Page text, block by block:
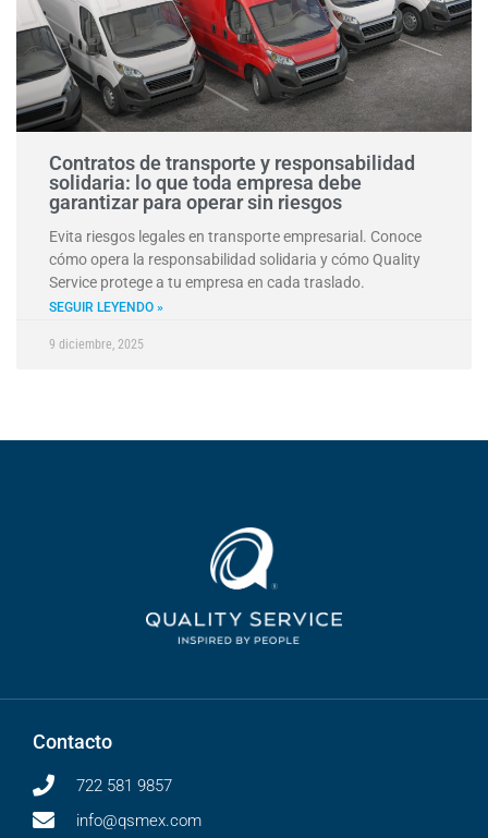
Contratos de transporte y responsabilidad
solidaria: lo que toda empresa debe
garantizar para operar sin riesgos
Evita riesgos legales en transporte empresarial. Conoce
cómo opera la responsabilidad solidaria y cómo Quality
Service protege a tu empresa en cada traslado.
SEGUIR LEYENDO »
9 diciembre, 2025
Contacto
722 581 9857
info@qsmex.com